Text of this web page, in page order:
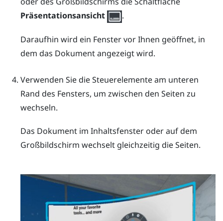
Präsentationsansicht
.
Daraufhin wird ein Fenster vor Ihnen geöffnet, in
dem das Dokument angezeigt wird.
Verwenden Sie die Steuerelemente am unteren
Rand des Fensters, um zwischen den Seiten zu
wechseln.
Das Dokument im Inhaltsfenster oder auf dem
Großbildschirm wechselt gleichzeitig die Seiten.